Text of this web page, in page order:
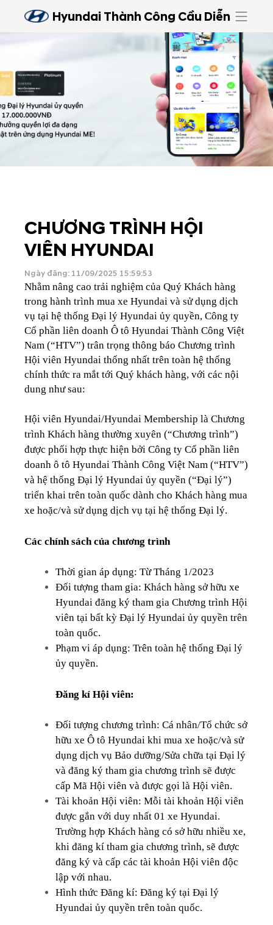
Hyundai Thành Công Cầu Diễn
CHƯƠNG TRÌNH HỘI
VIÊN HYUNDAI
Ngày đăng: 11/09/2025 15:59:53
Nhằm nâng cao trải nghiệm của Quý Khách hàng
trong hành trình mua xe Hyundai và sử dụng dịch
vụ tại hệ thống Đại lý Hyundai ủy quyền, Công ty
Cổ phần liên doanh Ô tô Hyundai Thành Công Việt
Nam (“HTV”) trân trọng thông báo Chương trình
Hội viên Hyundai thống nhất trên toàn hệ thống
chính thức ra mắt tới Quý khách hàng, với các nội
dung như sau:
Hội viên Hyundai/Hyundai Membership là Chương
trình Khách hàng thường xuyên (“Chương trình”)
được phối hợp thực hiện bởi Công ty Cổ phần liên
doanh ô tô Hyundai Thành Công Việt Nam (“HTV”)
và hệ thống Đại lý Hyundai ủy quyền (“Đại lý”)
triển khai trên toàn quốc dành cho Khách hàng mua
xe hoặc/và sử dụng dịch vụ tại hệ thống Đại lý.
Các chính sách của chương trình
Thời gian áp dụng: Từ Tháng 1/2023
Đối tượng tham gia: Khách hàng sở hữu xe
Hyundai đăng ký tham gia Chương trình Hội
viên tại bất kỳ Đại lý Hyundai ủy quyền trên
toàn quốc.
Phạm vi áp dụng: Trên toàn hệ thống Đại lý
ủy quyền.
Đăng kí Hội viên:
Đối tượng chương trình: Cá nhân/Tổ chức sở
hữu xe Ô tô Hyundai khi mua xe hoặc/và sử
dụng dịch vụ Bảo dưỡng/Sửa chữa tại Đại lý
và đăng ký tham gia chương trình sẽ được
cấp Mã Hội viên và được gọi là Hội viên.
Tài khoản Hội viên: Mỗi tài khoản Hội viên
được gắn với duy nhất 01 xe Hyundai.
Trường hợp Khách hàng có sở hữu nhiều xe,
khi đăng kí tham gia chương trình, sẽ được
đăng ký và cấp các tài khoản Hội viên độc
lập với nhau.
Hình thức Đăng kí: Đăng ký tại Đại lý
Hyundai ủy quyền trên toàn quốc.